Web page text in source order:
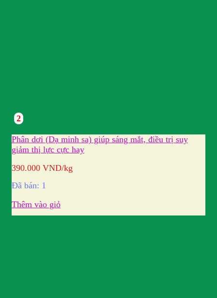
2
Phân dơi (Dạ minh sa) giúp sáng mắt, điều trị suy
giảm thị lực cực hay
390.000 VND/kg
Đã bán: 1
Thêm vào giỏ